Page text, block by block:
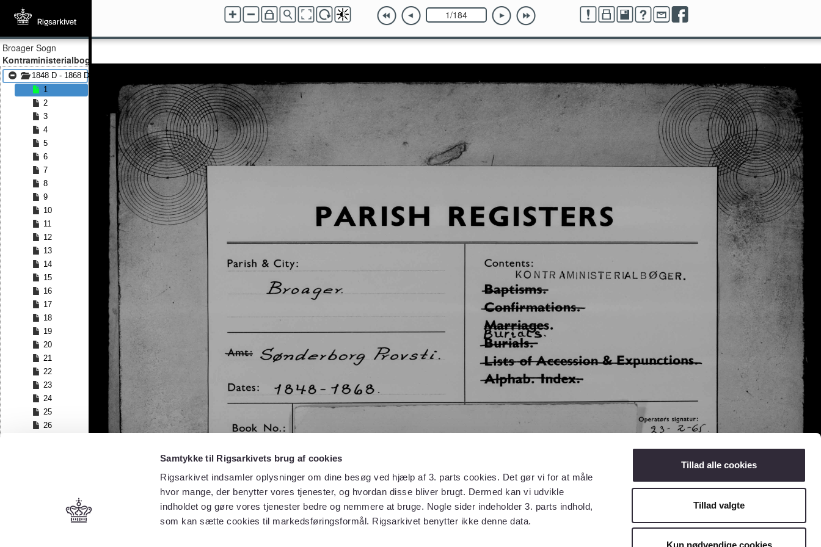
Samtykke til Rigsarkivets brug af cookies
Rigsarkivet indsamler oplysninger om dine besøg ved hjælp af 3. parts cookies. Det gør vi for at måle
hvor mange, der benytter vores tjenester, og hvordan disse bliver brugt. Dermed kan vi udvikle
indholdet og gøre vores tjenester bedre og nemmere at bruge. Nogle sider indeholder 3. parts indhold,
som kan sætte cookies til markedsføringsformål. Rigsarkivet benytter ikke denne data.
Tillad alle cookies
Tillad valgte
Kun nødvendige cookies
Broager Sogn
Kontraministerialbog
1848 D - 1868 D
1
2
3
4
5
6
7
8
9
10
11
12
13
14
15
16
17
18
19
20
21
22
23
24
25
26